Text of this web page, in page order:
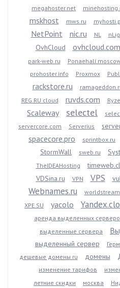
megahoster.net
mskhost
mws.ru
NetPoint nic.ru NL
OvhCloud ovhcloud.com
park-web.ru
prohoster.info
Proxmox
rackstore.ru
REG.RU cloud ruvds.com
Scaleway selectel
servercore.com
Serverius
spacecore.pro sprintbox.ru
StormWall
sweb.ru
TheIDEAHosting
VDSina.ru VPN VPS
Webnames.ru worldstream
XPE.SU
yacolo
аренда выделенных
выделенные сервера
выделенный сервер
дешевые домены ru домены
изменение тарифов
летние скидки
москва